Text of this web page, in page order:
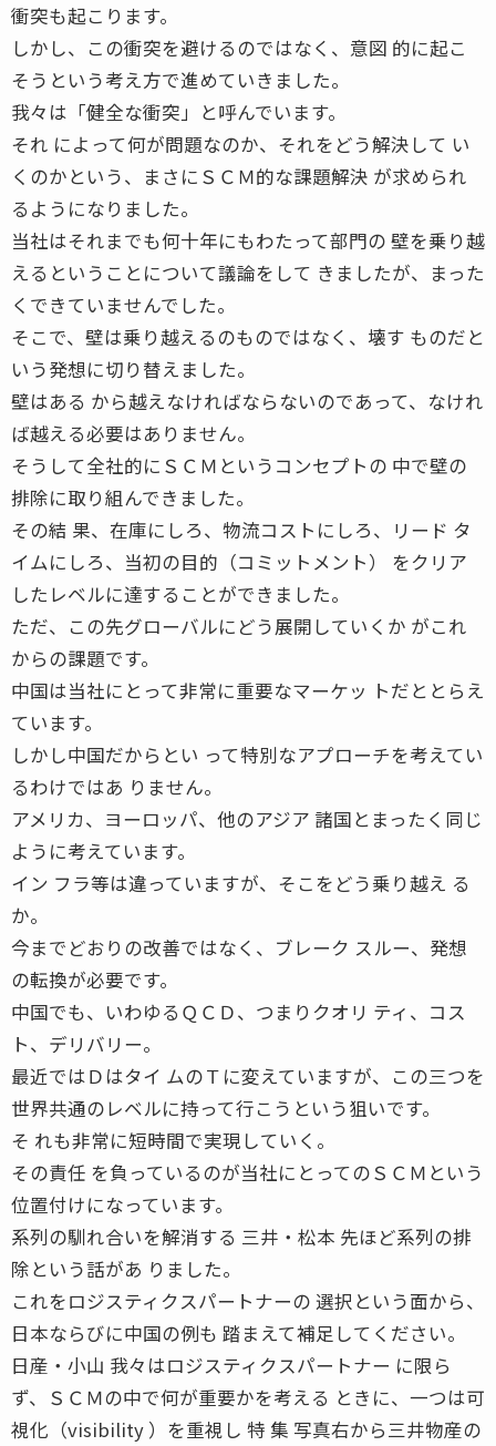
衝突も起こります。
しかし、この衝突を避けるのではなく、意図 的に起こ
そうという考え方で進めていきました。
我々は「健全な衝突」と呼んでいます。
それ によって何が問題なのか、それをどう解決して い
くのかという、まさにＳＣＭ的な課題解決 が求められ
るようになりました。
当社はそれまでも何十年にもわたって部門の 壁を乗り越
えるということについて議論をして きましたが、まった
くできていませんでした。
そこで、壁は乗り越えるのものではなく、壊す ものだと
いう発想に切り替えました。
壁はある から越えなければならないのであって、なけれ
ば越える必要はありません。
そうして全社的にＳＣＭというコンセプトの 中で壁の
排除に取り組んできました。
その結 果、在庫にしろ、物流コストにしろ、リード タ
イムにしろ、当初の目的（コミットメント） をクリア
したレベルに達することができました。
ただ、この先グローバルにどう展開していくか がこれ
からの課題です。
中国は当社にとって非常に重要なマーケッ トだととらえ
ています。
しかし中国だからとい って特別なアプローチを考えてい
るわけではあ りません。
アメリカ、ヨーロッパ、他のアジア 諸国とまったく同じ
ように考えています。
イン フラ等は違っていますが、そこをどう乗り越え る
か。
今までどおりの改善ではなく、ブレーク スルー、発想
の転換が必要です。
中国でも、いわゆるＱＣＤ、つまりクオリ ティ、コス
ト、デリバリー。
最近ではＤはタイ ムのＴに変えていますが、この三つを
世界共通のレベルに持って行こうという狙いです。
そ れも非常に短時間で実現していく。
その責任 を負っているのが当社にとってのＳＣＭという
位置付けになっています。
系列の馴れ合いを解消する 三井・松本 先ほど系列の排
除という話があ りました。
これをロジスティクスパートナーの 選択という面から、
日本ならびに中国の例も 踏まえて補足してください。
日産・小山 我々はロジスティクスパートナー に限ら
ず、ＳＣＭの中で何が重要かを考える ときに、一つは可
視化（visibility ）を重視し 特 集 写真右から三井物産の